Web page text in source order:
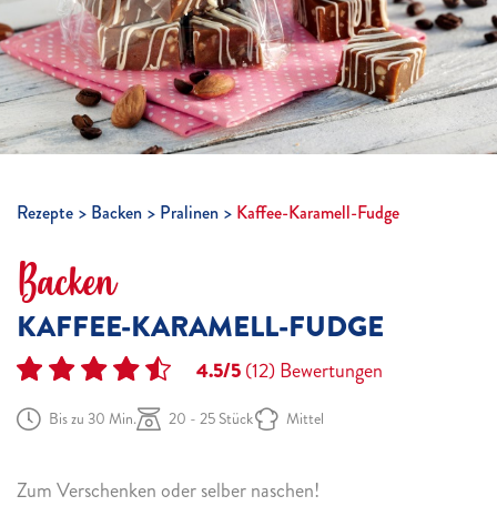
Rezepte Backen Pralinen Kaffee-Karamell-Fudge
Backen
KAFFEE-KARAMELL-FUDGE
4.5/5(12)Bewertungen
Bis zu 30 Min. 20 - 25 Stück Mittel
Zum Verschenken oder selber naschen!